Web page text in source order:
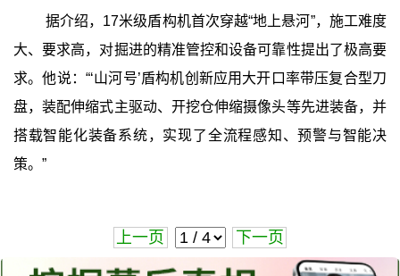
据介绍，17米级盾构机首次穿越“地上悬河”，施工难度
大、要求高，对掘进的精准管控和设备可靠性提出了极高要
求。他说：“‘山河号’盾构机创新应用大开口率带压复合型刀
盘，装配伸缩式主驱动、开挖仓伸缩摄像头等先进装备，并
搭载智能化装备系统，实现了全流程感知、预警与智能决
策。”
上一页 下一页